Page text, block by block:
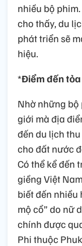
nhiều bộ
cho thấy, du
phát triển sẽ
hiệu.
*Điểm đến
Nhờ những
giới mà địa
đến du lịch
cho đất nước
Có thể kể đến
giềng Việt
biết đến nhiều
mộ cổ” do nữ
chính được
Phi thuộc